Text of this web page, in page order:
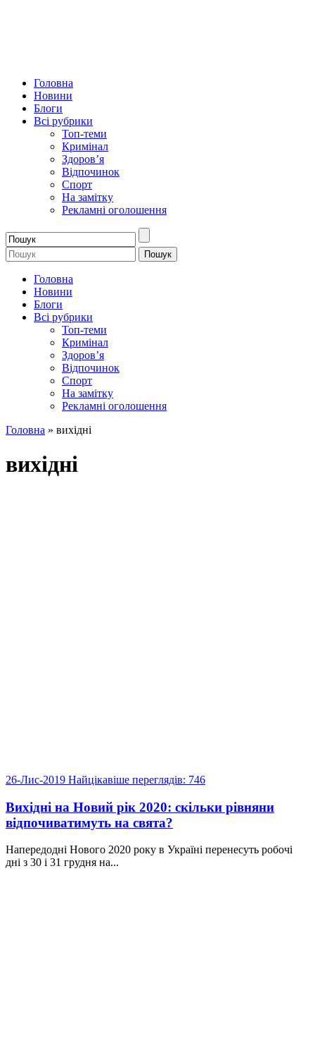
Головна
Новини
Блоги
Всі рубрики
Топ-теми
Кримінал
Здоров’я
Відпочинок
Спорт
На замітку
Рекламні оголошення
Головна
Новини
Блоги
Всі рубрики
Топ-теми
Кримінал
Здоров’я
Відпочинок
Спорт
На замітку
Рекламні оголошення
Головна » вихідні
вихідні
26-Лис-2019 Найцікавіше переглядів: 746
Вихідні на Новий рік 2020: скільки рівняни
відпочиватимуть на свята?
Напередодні Нового 2020 року в Україні перенесуть робочі
дні з 30 і 31 грудня на...